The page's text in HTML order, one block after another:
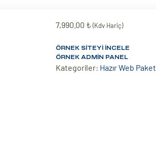
7,990.00 ₺ (Kdv Hariç)
ÖRNEK SITEYI İNCELE
ÖRNEK ADMIN PANEL
Kategoriler: Hazır Web